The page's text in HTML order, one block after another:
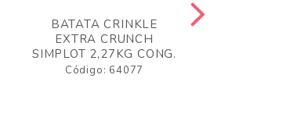
BATATA CRINKLE
EXTRA CRUNCH
SIMPLOT 2,27KG CONG.
Código: 64077